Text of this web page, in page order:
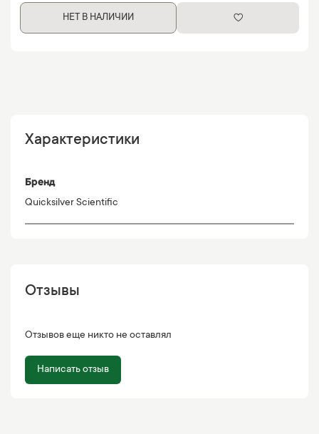
НЕТ В НАЛИЧИИ
Характеристики
Бренд
Quicksilver Scientific
Отзывы
Отзывов еще никто не оставлял
Написать отзыв